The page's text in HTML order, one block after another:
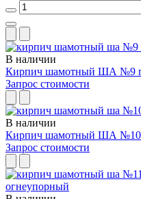
В наличии
Кирпич шамотный ША №9
Запрос стоимости
В наличии
Кирпич шамотный ША №10
Запрос стоимости